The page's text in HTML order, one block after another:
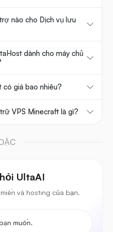
nào cho Dịch vụ lưu
dành cho máy chủ
có giá bao nhiêu?
VPS Minecraft là gì?
UltaAI
và hosting của bạn.